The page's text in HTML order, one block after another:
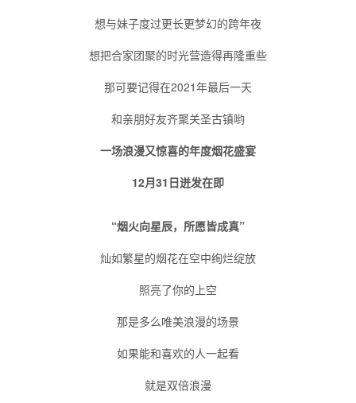
想与妹子度过更长更梦幻的跨年夜
想把合家团聚的时光营造得再隆重些
那可要记得在2021年最后一天
和亲朋好友齐聚关圣古镇哟
一场浪漫又惊喜的年度烟花盛宴
12月31日迸发在即
“烟火向星辰，所愿皆成真”
灿如繁星的烟花在空中绚烂绽放
照亮了你的上空
那是多么唯美浪漫的场景
如果能和喜欢的人一起看
就是双倍浪漫